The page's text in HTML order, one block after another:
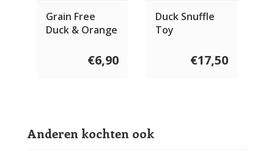
Grain Free
Duck & Orange
€6,90
Duck Snuffle
Toy
€17,50
Anderen kochten ook